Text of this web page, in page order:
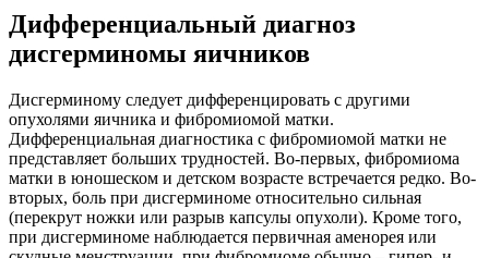
Дифференциальный диагноз
дисгерминомы яичников
Дисгерминому следует дифференцировать с другими
опухолями яичника и фибромиомой матки.
Дифференциальная диагностика с фибромиомой матки не
представляет больших трудностей. Во-первых, фибромиома
матки в юношеском и детском возрасте встречается редко. Во-
вторых, боль при дисгерминоме относительно сильная
(перекрут ножки или разрыв капсулы опухоли). Кроме того,
при дисгерминоме наблюдается первичная аменорея или